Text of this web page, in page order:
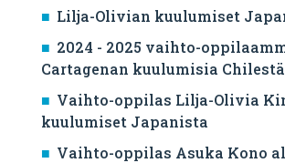
Lilja-Olivian kuulumiset
2024 - 2025 vaihto-
Cartagenan kuulumisia Chilestä
Vaihto-oppilas Lilja-Olivia
kuulumiset Japanista
Vaihto-oppilas Asuka Kono